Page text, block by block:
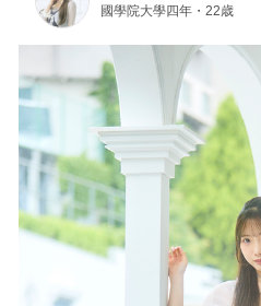
國學院大學四年・22歳